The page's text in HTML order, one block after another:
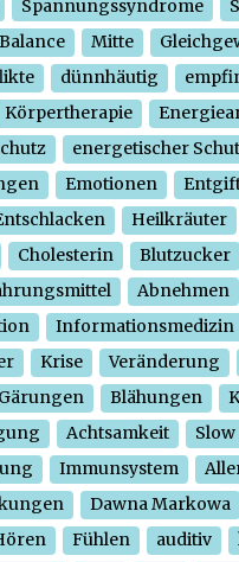
Spannungssyndrome
Balance Mitte
dünnhäutig
Körpertherapie
energetischer
Emotionen
Heilkräuter
Cholesterin
Blutzucker
Abnehmen
Informationsmedizin
Krise
Veränderung
Gärungen Blähungen
Achtsamkeit
Slow
Immunsystem
Dawna Markowa
Fühlen auditiv